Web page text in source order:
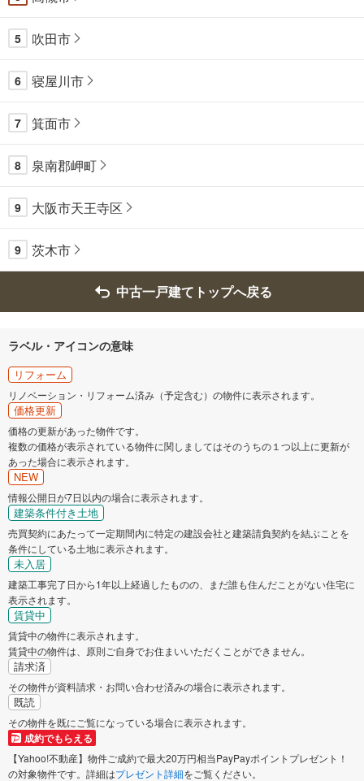
5 吹田市
6 寝屋川市
7 箕面市
8 泉南郡岬町
9 大阪市天王寺区
9 茨木市
中古一戸建てトップへ戻る
ラベル・アイコンの意味
リフォーム
リノベーション・リフォーム済み（予定含む）の物件に表示されます。
価格更新
価格の更新があった物件です。
複数の価格が表示されている物件に関しましてはそのうちの１つ以上に更新が
あった場合に表示されます。
NEW
情報公開日が7日以内の場合に表示されます。
建築条件付き土地
売買契約にあたって一定期間内に特定の建設会社と建築請負契約を結ぶことを
条件にしている土地に表示されます。
未入居
建築工事完了日から1年以上経過したものの、まだ誰も住んだことがない住宅に
表示されます。
賃貸中
賃貸中の物件に表示されます。
賃貸中の物件は、原則ご自身でお住まいいただくことができません。
請求済
その物件が資料請求・お問い合わせ済みの場合に表示されます。
既読
その物件を既にご覧になっている場合に表示されます。
成約でもらえる
【Yahoo!不動産】物件ご成約で最大20万円相当PayPayポイントプレゼント！
の対象物件です。詳細はプレゼント詳細をご覧ください。